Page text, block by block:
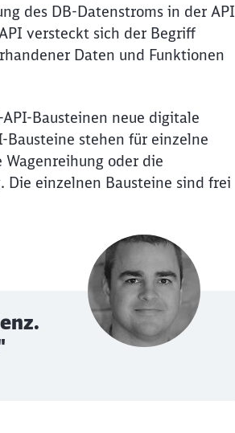
des DB-Datenstroms in der API
versteckt sich der Begriff
Daten und Funktionen
Bausteinen neue digitale
stehen für einzelne
oder die
Die einzelnen Bausteine sind frei